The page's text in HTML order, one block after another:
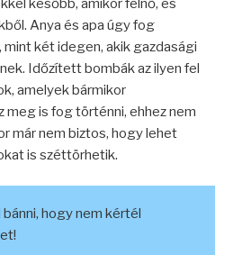
később, amikor felnő, és
Anya és apa úgy fog
mint két idegen, akik gazdasági
Időzített bombák az ilyen fel
amelyek bármikor
meg is fog történni, ehhez nem
már nem biztos, hogy lehet
is széttörhetik.
hogy nem kértél